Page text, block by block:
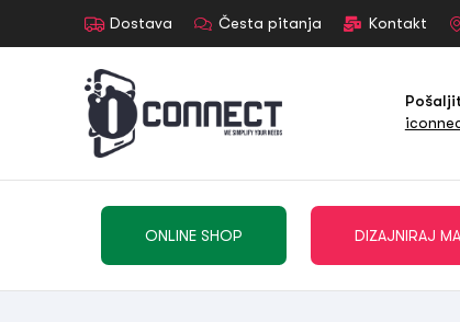
Dostava Česta pitanja Kontakt
ONLINE SHOP DIZAJNIRAJ